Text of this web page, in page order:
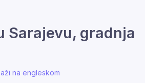
Sarajevu, gradnja
na engleskom